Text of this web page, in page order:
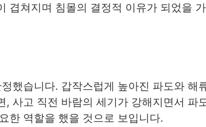
겹쳐지며 침몰의 결정적 이유가 되었을
했습니다. 갑작스럽게 높아진 파도와 해
사고 직전 바람의 세기가 강해지면서 파
한 역할을 했을 것으로 보입니다.